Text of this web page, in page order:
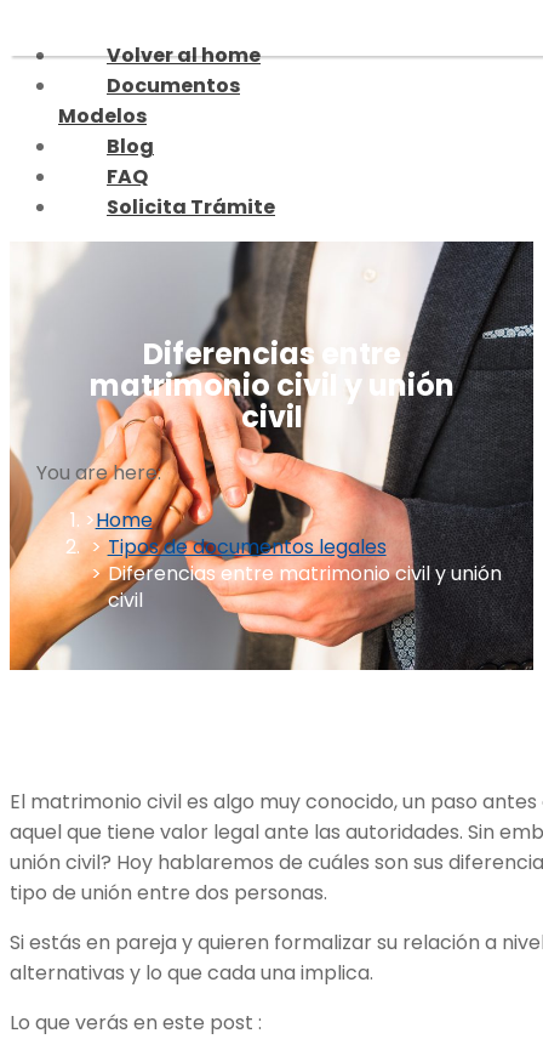
to
content
Volver al home
Documentos
Modelos
Blog
FAQ
Solicita Trámite
Diferencias entre
matrimonio civil y unión
civil
You are here:
Home
Tipos de documentos legales
Diferencias entre matrimonio civil y unión
civil
El matrimonio civil es algo muy conocido, un paso
aquel que tiene valor legal ante las autoridades. Sin
unión civil? Hoy hablaremos de cuáles son sus
tipo de unión entre dos personas.
Si estás en pareja y quieren formalizar su relación a
alternativas y lo que cada una implica.
Lo que verás en este post :